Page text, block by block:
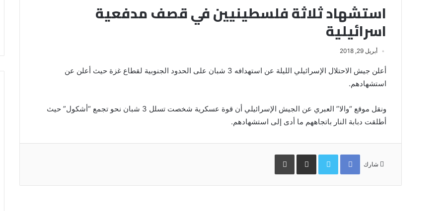
استشهاد ثلاثة فلسطينيين في قصف مدفعية
اسرائيلية
أبريل 29, 2018
أعلن جيش الاحتلال الإسرائيلي الليلة عن استهدافه 3 شبان على الحدود الجنوبية لقطاع غزة حيث أعلن عن
استشهادهم.
ونقل موقع “والا” العبري عن الجيش الإسرائيلي أن قوة عسكرية شخصت تسلل 3 شبان نحو تجمع “أشكول” حيث
أطلقت دبابة النار باتجاههم ما أدى إلى استشهادهم.
شارك
Facebook
Twitterمشاركة
البريد
طباعة